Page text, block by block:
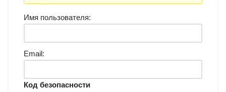
Имя пользователя:
Email:
Код безопасности